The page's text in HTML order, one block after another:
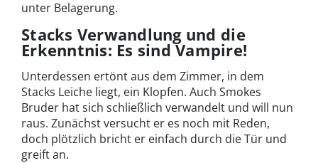
unter Belagerung.
Stacks Verwandlung und die
Erkenntnis: Es sind Vampire!
Unterdessen ertönt aus dem Zimmer, in dem
Stacks Leiche liegt, ein Klopfen. Auch Smokes
Bruder hat sich schließlich verwandelt und will nun
raus. Zunächst versucht er es noch mit Reden,
doch plötzlich bricht er einfach durch die Tür und
greift an.